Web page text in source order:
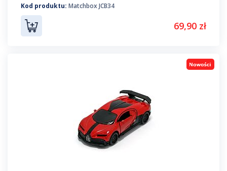
Kod produktu: Matchbox JCB34
69,90 zł